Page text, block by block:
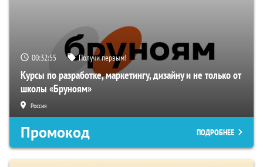
00:32:54 Получи первым!
Курсы по разработке, маркетингу, дизайну и не только от
школы «Бруноям»
Россия
Промокод ПОДРОБНЕЕ